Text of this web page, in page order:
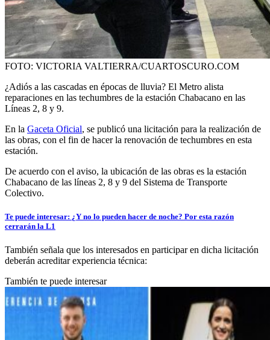
FOTO: VICTORIA VALTIERRA/CUARTOSCURO.COM
¿Adiós a las cascadas en épocas de lluvia? El Metro alista
reparaciones en las techumbres de la estación Chabacano en las
Líneas 2, 8 y 9.
En la Gaceta Oficial, se publicó una licitación para la realización de
las obras, con el fin de hacer la renovación de techumbres en esta
estación.
De acuerdo con el aviso, la ubicación de las obras es la estación
Chabacano de las líneas 2, 8 y 9 del Sistema de Transporte
Colectivo.
Te puede interesar: ¿Y no lo pueden hacer de noche? Por esta razón
cerrarán la L1
También señala que los interesados en participar en dicha licitación
deberán acreditar experiencia técnica:
También te puede interesar